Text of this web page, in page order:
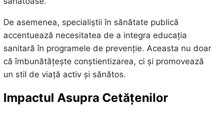
De asemenea, specialiștii în sănătate publică
accentuează necesitatea de a integra educația
sanitară în programele de prevenție. Aceasta nu doar
că îmbunătățește conștientizarea, ci și promovează
un stil de viață activ și sănătos.
Impactul Asupra Cetățenilor